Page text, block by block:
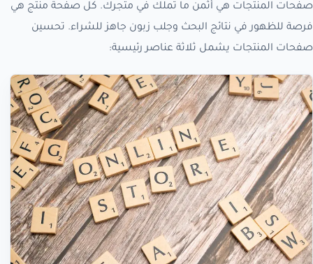
صفحات المنتجات هي أثمن ما تملك في متجرك. كل صفحة منتج هي
فرصة للظهور في نتائج البحث وجلب زبون جاهز للشراء. تحسين
صفحات المنتجات يشمل ثلاثة عناصر رئيسية: